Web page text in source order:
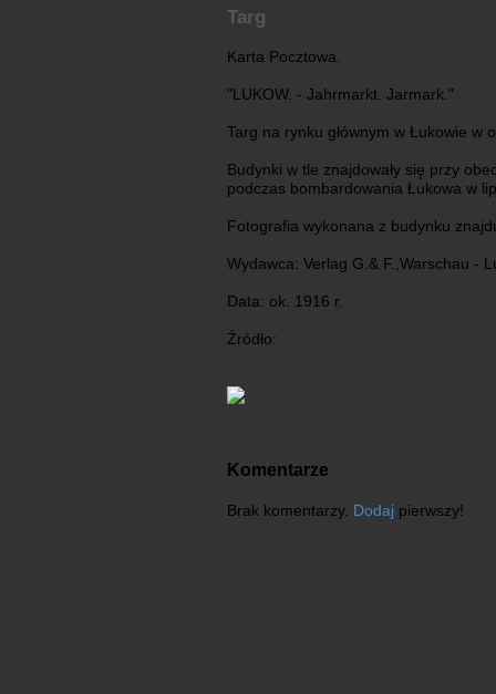
Targ
Karta Pocztowa.
"LUKOW. - Jahrmarkt. Jarmark."
Targ na rynku głównym w Łukowie w
Budynki w tle znajdowały się przy
podczas bombardowania Łukowa w
Fotografia wykonana z budynku
Wydawca: Verlag G.& F.,Warschau -
Data: ok. 1916 r.
Źródło:
Komentarze
Brak komentarzy. Dodaj pierwszy!